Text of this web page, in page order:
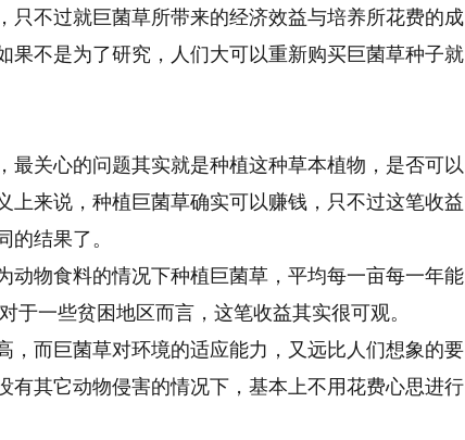
只不过就巨菌草所带来的经济效益与培养所花费的成
果不是为了研究，人们大可以重新购买巨菌草种子就
最关心的问题其实就是种植这种草本植物，是否可以
上来说，种植巨菌草确实可以赚钱，只不过这笔收益
的结果了。
动物食料的情况下种植巨菌草，平均每一亩每一年能
于一些贫困地区而言，这笔收益其实很可观。
，而巨菌草对环境的适应能力，又远比人们想象的要
有其它动物侵害的情况下，基本上不用花费心思进行